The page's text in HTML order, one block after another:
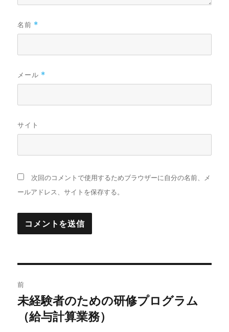
名前 *
メール *
サイト
次回のコメントで使用するためブラウザーに自分の名前、メ
ールアドレス、サイトを保存する。
稿
ナ
前
前
の
未経験者のための研修プログラム
（給与計算業務）